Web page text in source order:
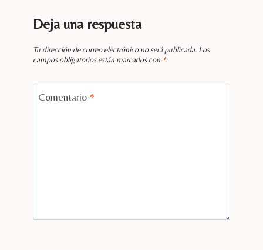
Deja una respuesta
Tu dirección de correo electrónico no será publicada. Los
campos obligatorios están marcados con *
Comentario *